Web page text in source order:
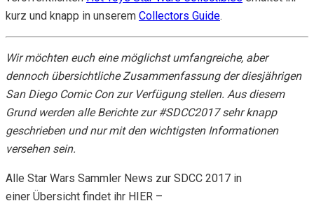
kurz und knapp in unserem Collectors Guide.
Wir möchten euch eine möglichst umfangreiche, aber
dennoch übersichtliche Zusammenfassung der diesjährigen
San Diego Comic Con zur Verfügung stellen. Aus diesem
Grund werden alle Berichte zur #SDCC2017 sehr knapp
geschrieben und nur mit den wichtigsten Informationen
versehen sein.
Alle Star Wars Sammler News zur SDCC 2017 in
einer Übersicht findet ihr HIER –